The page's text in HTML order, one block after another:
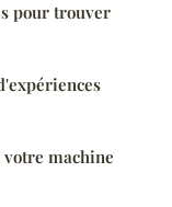
pour trouver
votre machine